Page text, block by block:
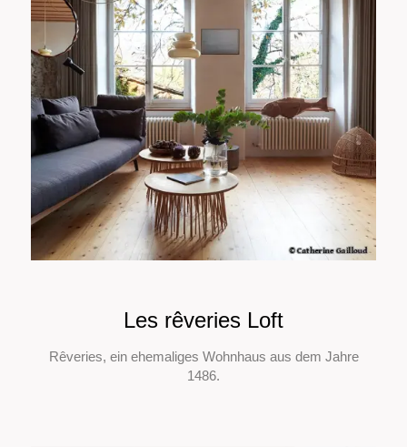
Les rêveries Loft
Rêveries, ein ehemaliges Wohnhaus aus dem Jahre
1486.